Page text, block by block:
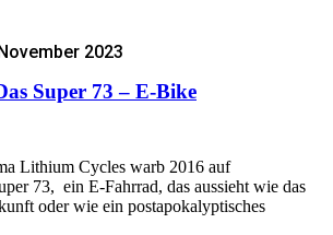
2023
Super 73 – E-Bike
Lithium Cycles warb 2016 auf
73, ein E-Fahrrad, das aussieht wie das
oder wie ein postapokalyptisches